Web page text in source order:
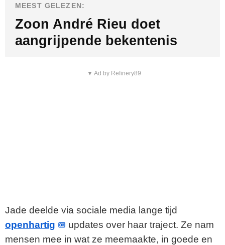
MEEST GELEZEN:
Zoon André Rieu doet
aangrijpende bekentenis
▼ Ad by Refinery89
Jade deelde via sociale media lange tijd
openhartig
updates over haar traject. Ze nam
mensen mee in wat ze meemaakte, in goede en